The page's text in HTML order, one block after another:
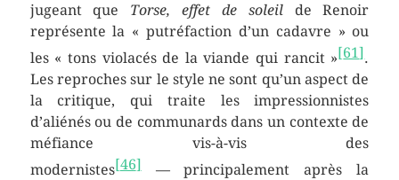
jugeant que Torse, effet de soleilde Renoir
représente la « putréfaction d’un cadavre »ou
les « tons violacés de la viande qui rancit »[61].
Les reproches sur le style ne sont qu’un aspect de
la critique, qui traite les impressionnistes
d’aliénés ou de communards dans un contexte de
méfiance vis-à-vis des
modernistes[46]— principalement après la